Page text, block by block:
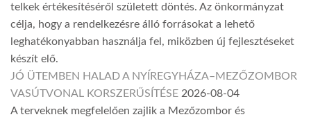
telkek értékesítéséről született döntés. Az önkormányzat
célja, hogy a rendelkezésre álló forrásokat a lehető
leghatékonyabban használja fel, miközben új fejlesztéseket
készít elő.
JÓ ÜTEMBEN HALAD A NYÍREGYHÁZA–MEZŐZOMBOR
VASÚTVONAL KORSZERŰSÍTÉSE 2026-08-04
A terveknek megfelelően zajlik a Mezőzombor és